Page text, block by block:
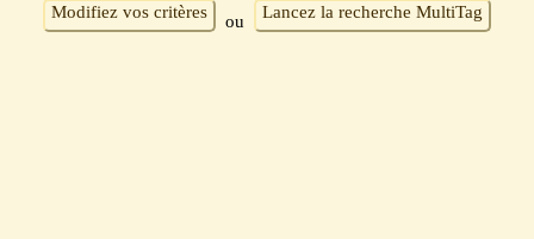
Modifiez vos critères ou Lancez la recherche MultiTag